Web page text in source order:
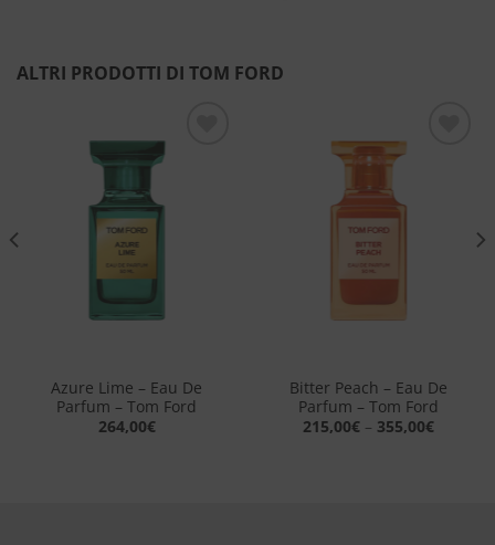
ALTRI PRODOTTI DI TOM FORD
Aggiungi
Azure Lime – Eau De
Parfum – Tom Ford
264,00€
Bitter Peach – Eau De
Parfum – Tom Ford
215,00€ – 355,00€